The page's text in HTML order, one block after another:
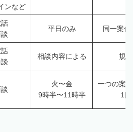
ンなど
平日のみ 同一案
相談内容による 規
火〜金
9時半〜11時半
一つの案
1